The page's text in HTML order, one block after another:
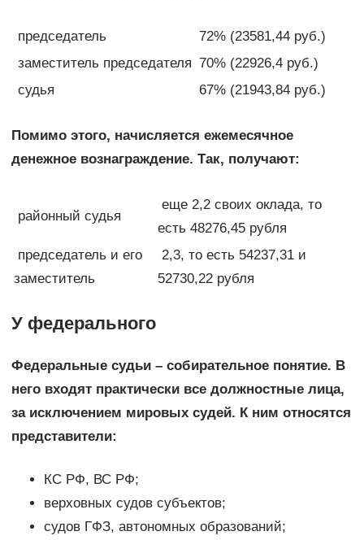
председатель
72% (23581,44 руб.)
заместитель председателя 70% (22926,4 руб.)
судья
67% (21943,84 руб.)
Помимо этого, начисляется ежемесячное
денежное вознаграждение. Так, получают:
районный судья
еще 2,2 своих оклада, то
есть 48276,45 рубля
председатель и его
заместитель
2,3, то есть 54237,31 и
52730,22 рубля
У федерального
Федеральные судьи – собирательное понятие. В
него входят практически все должностные лица,
за исключением мировых судей. К ним относятся
представители:
КС РФ, ВС РФ;
верховных судов субъектов;
судов ГФЗ, автономных образований;